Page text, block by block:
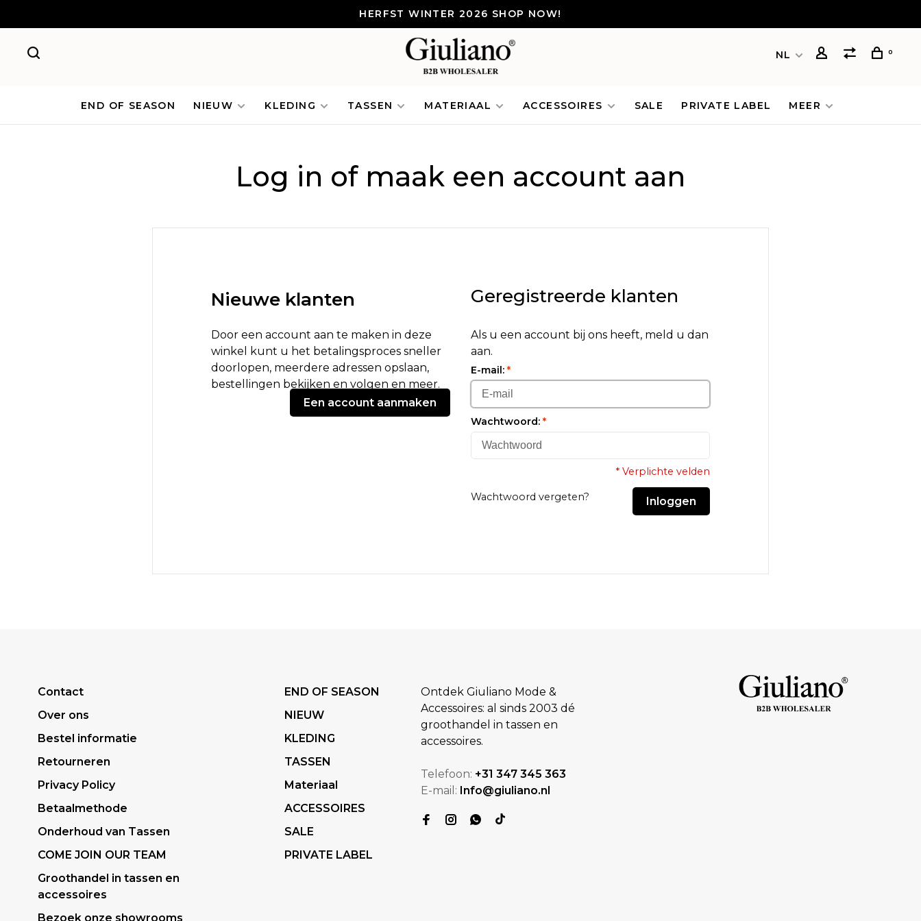
HERFST WINTER 2026 SHOP NOW!
NL 0
END OF SEASON NIEUW KLEDING TASSEN MATERIAAL ACCESSOIRES SALE PRIVATE LABEL MEER
Log in of maak een account aan
Nieuwe klanten
Door een account aan te maken in deze
winkel kunt u het betalingsproces sneller
doorlopen, meerdere adressen opslaan,
bestellingen bekijken en volgen en meer.
Een account aanmaken
Geregistreerde klanten
Als u een account bij ons heeft, meld u dan
aan.
E-mail: *
Wachtwoord: *
* Verplichte velden
Wachtwoord vergeten? Inloggen
Contact
Over ons
Bestel informatie
Retourneren
Privacy Policy
Betaalmethode
Onderhoud van Tassen
COME JOIN OUR TEAM
Groothandel in tassen en
accessoires
Bezoek onze showrooms
END OF SEASON
NIEUW
KLEDING
TASSEN
Materiaal
ACCESSOIRES
SALE
PRIVATE LABEL
Ontdek Giuliano Mode &
Accessoires: al sinds 2003 dé
groothandel in tassen en
accessoires.
Telefoon: +31 347 345 363
E-mail: Info@giuliano.nl